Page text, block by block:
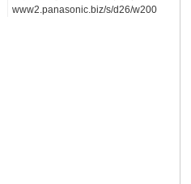
www2.panasonic.biz/s/d26/w200